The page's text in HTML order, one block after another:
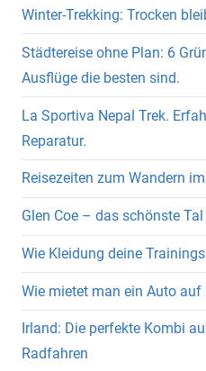
Winter-Trekking: Trocken
Städtereise ohne Plan: 6
Ausflüge die besten sind.
La Sportiva Nepal Trek.
Reparatur.
Reisezeiten zum Wandern
Glen Coe – das schönste
Wie Kleidung deine
Wie mietet man ein Auto auf
Irland: Die perfekte Kombi
Radfahren